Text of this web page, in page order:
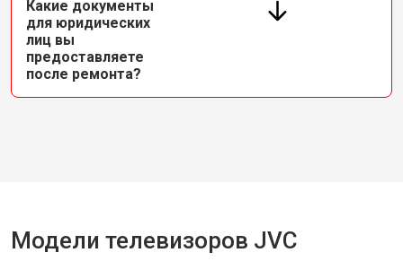
Какие документы
для юридических
лиц вы
предоставляете
после ремонта?
Модели телевизоров JVC